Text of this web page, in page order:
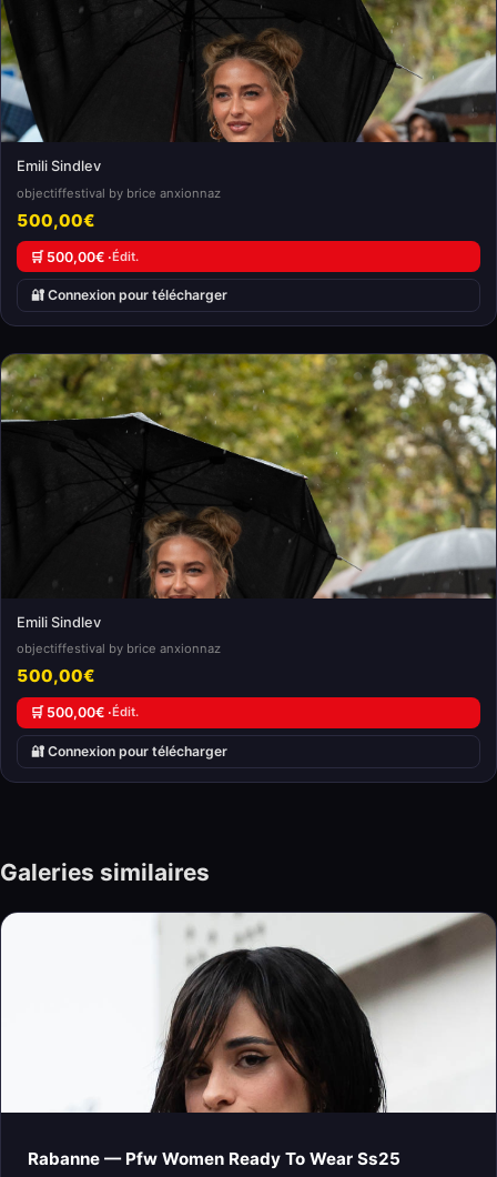
Emili Sindlev
objectiffestival by brice anxionnaz
500,00€
🛒 500,00€ ·Édit.
🔐 Connexion pour télécharger
Emili Sindlev
objectiffestival by brice anxionnaz
500,00€
🛒 500,00€ ·Édit.
🔐 Connexion pour télécharger
Galeries similaires
Rabanne — Pfw Women Ready To Wear Ss25